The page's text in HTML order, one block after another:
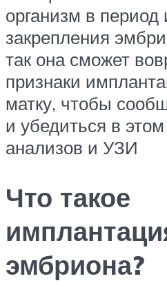
организм в
закрепления
так она сможет
признаки
матку, чтобы
и убедиться в
анализов и УЗИ
Что такое
эмбриона?